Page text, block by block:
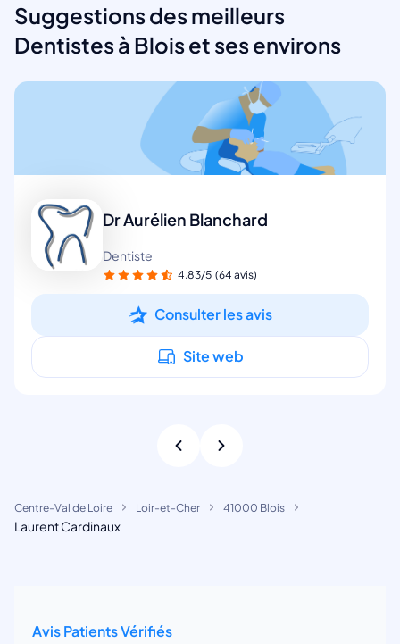
Suggestions des meilleurs
Dentistes à Blois et ses environs
Dr Aurélien Blanchard
Dentiste
4.83/5 (64 avis)
Consulter les avis
Site web
Centre-Val de Loire Loir-et-Cher 41000 Blois
Laurent Cardinaux
Avis Patients Vérifiés